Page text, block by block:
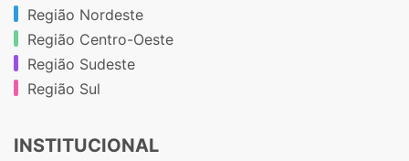
Região Nordeste
Região Centro-Oeste
Região Sudeste
Região Sul
INSTITUCIONAL